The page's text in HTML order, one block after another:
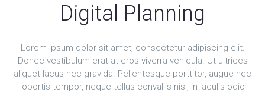
Digital Planning
Lorem ipsum dolor sit amet, consectetur adipiscing elit.
Donec vestibulum erat at eros viverra vehicula. Ut ultrices
aliquet lacus nec gravida. Pellentesque porttitor, augue nec
lobortis tempor, neque tellus convallis nisl, in iaculis odio